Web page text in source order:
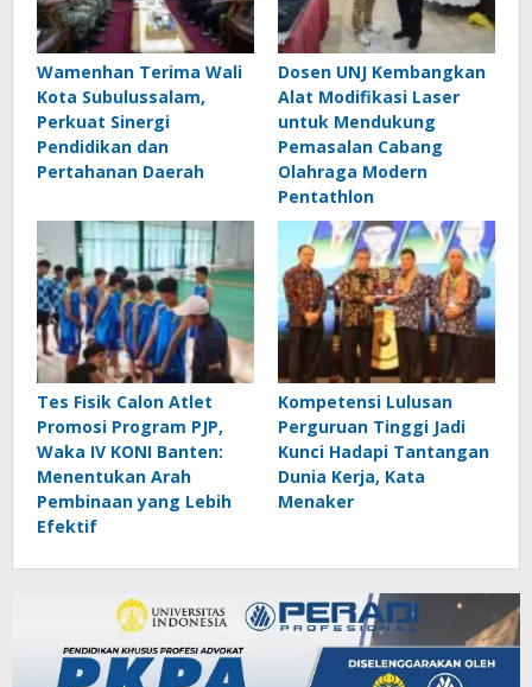
Wamenhan Terima Wali
Kota Subulussalam,
Perkuat Sinergi
Pendidikan dan
Pertahanan Daerah
Dosen UNJ Kembangkan
Alat Modifikasi Laser
untuk Mendukung
Pemasalan Cabang
Olahraga Modern
Pentathlon
Tes Fisik Calon Atlet
Promosi Program PJP,
Waka IV KONI Banten:
Menentukan Arah
Pembinaan yang Lebih
Efektif
Kompetensi Lulusan
Perguruan Tinggi Jadi
Kunci Hadapi Tantangan
Dunia Kerja, Kata
Menaker